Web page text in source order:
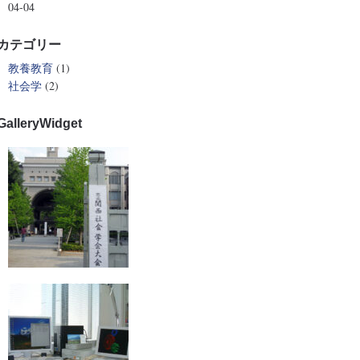
04-04
テゴリー
教養教育 (1)
社会学 (2)